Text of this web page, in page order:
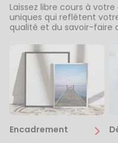
Laissez libre cours à
uniques qui reflètent
qualité et du savoir-faire
Encadrement